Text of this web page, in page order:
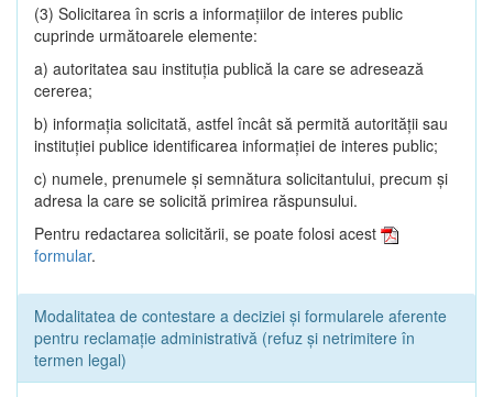
(3) Solicitarea în scris a informaţiilor de interes public
cuprinde următoarele elemente:
a) autoritatea sau instituţia publică la care se adresează
cererea;
b) informaţia solicitată, astfel încât să permită autorităţii sau
instituţiei publice identificarea informaţiei de interes public;
c) numele, prenumele şi semnătura solicitantului, precum şi
adresa la care se solicită primirea răspunsului.
Pentru redactarea solicitării, se poate folosi acest
formular.
Modalitatea de contestare a deciziei și formularele aferente
pentru reclamație administrativă (refuz și netrimitere în
termen legal)